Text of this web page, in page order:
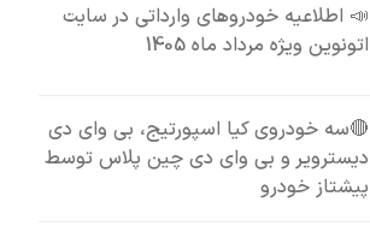
📣 اطلاعیه خودروهای وارداتی در سایت
اتونوین ویژه مرداد ماه 1405
🔴سه خودروی کیا اسپورتیج، بی وای دی
دیسترویر و بی وای دی چین پلاس توسط
پیشتاز خودرو